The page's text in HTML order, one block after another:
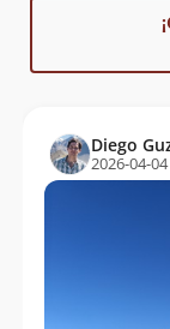
Diego
2026-04-04